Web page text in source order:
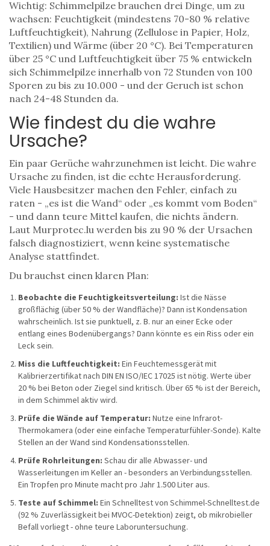
Wichtig: Schimmelpilze brauchen drei Dinge, um zu
wachsen: Feuchtigkeit (mindestens 70-80 % relative
Luftfeuchtigkeit), Nahrung (Zellulose in Papier, Holz,
Textilien) und Wärme (über 20 °C). Bei Temperaturen
über 25 °C und Luftfeuchtigkeit über 75 % entwickeln
sich Schimmelpilze innerhalb von 72 Stunden von 100
Sporen zu bis zu 10.000 - und der Geruch ist schon
nach 24-48 Stunden da.
Wie findest du die wahre
Ursache?
Ein paar Gerüche wahrzunehmen ist leicht. Die wahre
Ursache zu finden, ist die echte Herausforderung.
Viele Hausbesitzer machen den Fehler, einfach zu
raten - „es ist die Wand“ oder „es kommt vom Boden“
- und dann teure Mittel kaufen, die nichts ändern.
Laut Murprotec.lu werden bis zu 90 % der Ursachen
falsch diagnostiziert, wenn keine systematische
Analyse stattfindet.
Du brauchst einen klaren Plan:
Beobachte die Feuchtigkeitsverteilung: Ist die Nässe
großflächig (über 50 % der Wandfläche)? Dann ist Kondensation
wahrscheinlich. Ist sie punktuell, z. B. nur an einer Ecke oder
entlang eines Bodenübergangs? Dann könnte es ein Riss oder ein
Leck sein.
Miss die Luftfeuchtigkeit: Ein Feuchtemessgerät mit
Kalibrierzertifikat nach DIN EN ISO/IEC 17025 ist nötig. Werte über
20 % bei Beton oder Ziegel sind kritisch. Über 65 % ist der Bereich,
in dem Schimmel aktiv wird.
Prüfe die Wände auf Temperatur: Nutze eine Infrarot-
Thermokamera (oder eine einfache Temperaturfühler-Sonde). Kalte
Stellen an der Wand sind Kondensationsstellen.
Prüfe Rohrleitungen: Schau dir alle Abwasser- und
Wasserleitungen im Keller an - besonders an Verbindungsstellen.
Ein Tropfen pro Minute macht pro Jahr 1.500 Liter aus.
Teste auf Schimmel: Ein Schnelltest von Schimmel-Schnelltest.de
(92 % Zuverlässigkeit bei MVOC-Detektion) zeigt, ob mikrobieller
Befall vorliegt - ohne teure Laboruntersuchung.